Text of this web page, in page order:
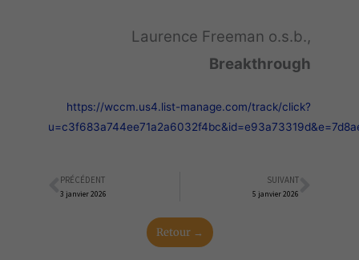
Laurence Freeman o.s.b.,
Breakthrough
https://wccm.us4.list-manage.com/track/click?
Précédent
PRÉCÉDENT
3 janvier 2026
SUIVANT
5 janvier 2026
Retour →